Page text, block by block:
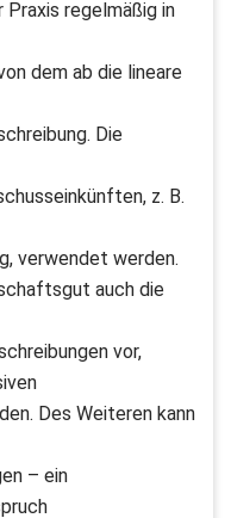
Praxis regelmäßig in
dem ab die lineare
Die
z. B.
verwendet werden.
auch die
vor,
Des Weiteren kann
– ein